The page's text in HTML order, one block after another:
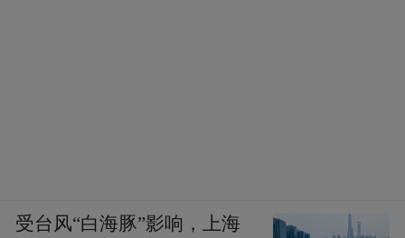
受台风“白海豚”影响，上海